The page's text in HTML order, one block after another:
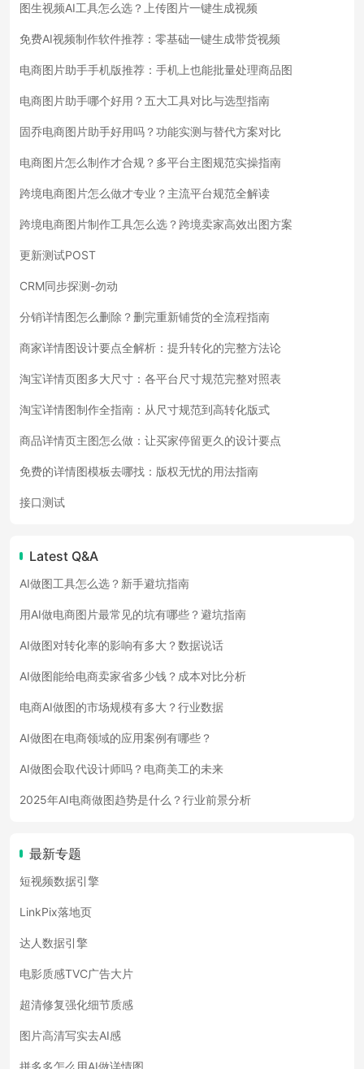
图生视频AI工具怎么选？上传图片一键生成视频
免费AI视频制作软件推荐：零基础一键生成带货视频
电商图片助手手机版推荐：手机上也能批量处理商品图
电商图片助手哪个好用？五大工具对比与选型指南
固乔电商图片助手好用吗？功能实测与替代方案对比
电商图片怎么制作才合规？多平台主图规范实操指南
跨境电商图片怎么做才专业？主流平台规范全解读
跨境电商图片制作工具怎么选？跨境卖家高效出图方案
更新测试POST
CRM同步探测-勿动
分销详情图怎么删除？删完重新铺货的全流程指南
商家详情图设计要点全解析：提升转化的完整方法论
淘宝详情页图多大尺寸：各平台尺寸规范完整对照表
淘宝详情图制作全指南：从尺寸规范到高转化版式
商品详情页主图怎么做：让买家停留更久的设计要点
免费的详情图模板去哪找：版权无忧的用法指南
接口测试
Latest Q&A
AI做图工具怎么选？新手避坑指南
用AI做电商图片最常见的坑有哪些？避坑指南
AI做图对转化率的影响有多大？数据说话
AI做图能给电商卖家省多少钱？成本对比分析
电商AI做图的市场规模有多大？行业数据
AI做图在电商领域的应用案例有哪些？
AI做图会取代设计师吗？电商美工的未来
2025年AI电商做图趋势是什么？行业前景分析
最新专题
短视频数据引擎
LinkPix落地页
达人数据引擎
电影质感TVC广告大片
超清修复强化细节质感
图片高清写实去AI感
拼多多怎么用AI做详情图